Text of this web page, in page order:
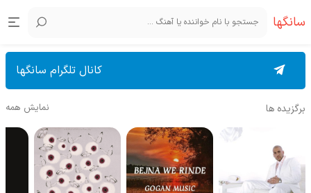
سانگها
کانال تلگرام سانگها
برگزیده ها نمایش همه